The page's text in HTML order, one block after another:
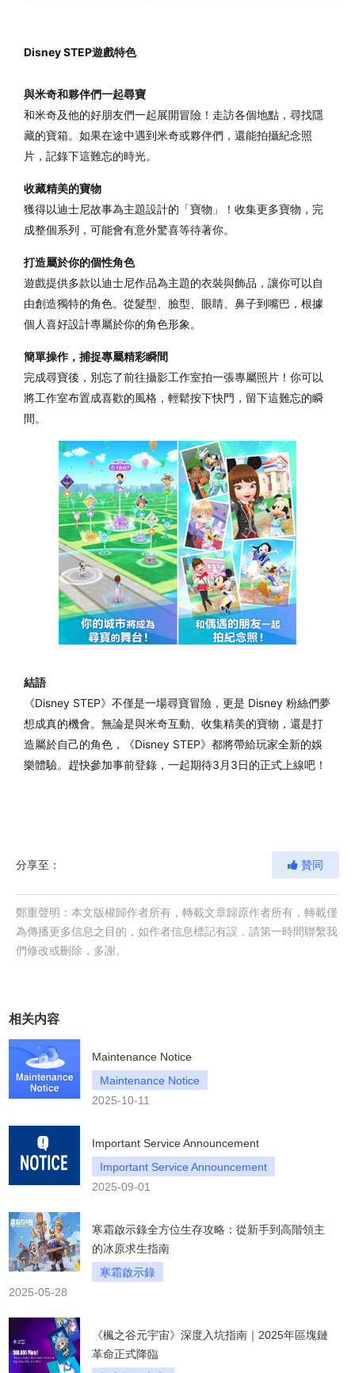
Disney STEP遊戲特色
與米奇和夥伴們一起尋寶
和米奇及他的好朋友們一起展開冒險！走訪各個地點，尋找隱
藏的寶箱。如果在途中遇到米奇或夥伴們，還能拍攝紀念照
片，記錄下這難忘的時光。
收藏精美的寶物
獲得以迪士尼故事為主題設計的「寶物」！收集更多寶物，完
成整個系列，可能會有意外驚喜等待著你。
打造屬於你的個性角色
遊戲提供多款以迪士尼作品為主題的衣裝與飾品，讓你可以自
由創造獨特的角色。從髮型、臉型、眼睛、鼻子到嘴巴，根據
個人喜好設計專屬於你的角色形象。
簡單操作，捕捉專屬精彩瞬間
完成尋寶後，別忘了前往攝影工作室拍一張專屬照片！你可以
將工作室布置成喜歡的風格，輕鬆按下快門，留下這難忘的瞬
間。
結語
《Disney STEP》不僅是一場尋寶冒險，更是 Disney 粉絲們夢
想成真的機會。無論是與米奇互動、收集精美的寶物，還是打
造屬於自己的角色，《Disney STEP》都將帶給玩家全新的娛
樂體驗。趕快參加事前登錄，一起期待3月3日的正式上線吧！
贊同
分享至：
鄭重聲明：本文版權歸作者所有，轉載文章歸原作者所有，轉載僅
為傳播更多信息之目的，如作者信息標記有誤，請第一時間聯繫我
們修改或刪除，多謝。
相关内容
Maintenance Notice
Maintenance Notice
2025-10-11
Important Service Announcement
Important Service Announcement
2025-09-01
寒霜啟示錄全方位生存攻略：從新手到高階領主
的冰原求生指南
寒霜啟示錄
2025-05-28
《楓之谷元宇宙》深度入坑指南｜2025年區塊鏈
革命正式降臨